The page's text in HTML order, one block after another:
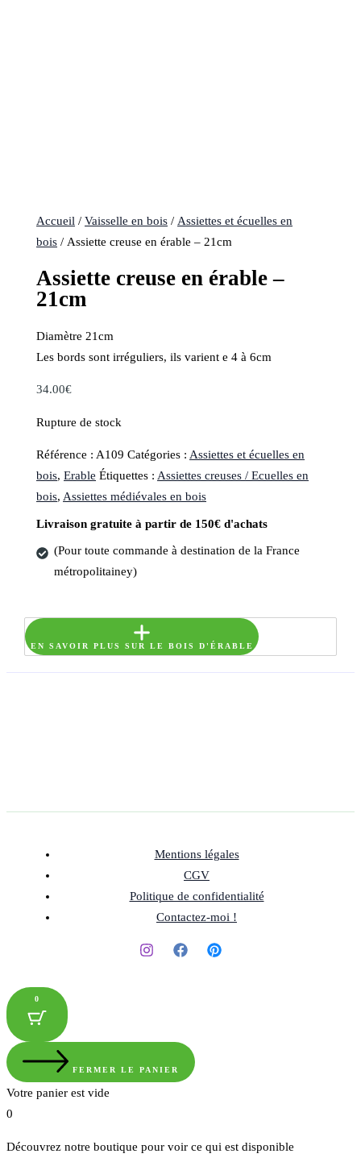
Accueil /Vaisselle en bois /Assiettes et écuelles en
bois / Assiette creuse en érable – 21cm
Assiette creuse en érable –
21cm
Diamètre 21cm
Les bords sont irréguliers, ils varient e 4 à 6cm
34.00€
Rupture de stock
Référence :A109 Catégories :Assiettes et écuelles en
bois,Erable Étiquettes :Assiettes creuses / Ecuelles en
bois,Assiettes médiévales en bois
Livraison gratuite à partir de 150€ d'achats
(Pour toute commande à destination de la France
métropolitainey)
EN SAVOIR PLUS SUR LE BOIS D'ÉRABLE
Mentions légales
CGV
Politique de confidentialité
Contactez-moi !
0
FERMER LE PANIER
Votre panier est vide
0
Découvrez notre boutique pour voir ce qui est disponible